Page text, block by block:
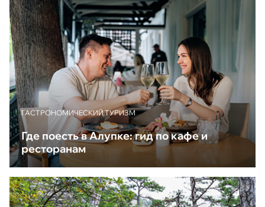
ГАСТРОНОМИЧЕСКИЙ ТУРИЗМ
Где поесть в Алупке: гид по кафе и
ресторанам